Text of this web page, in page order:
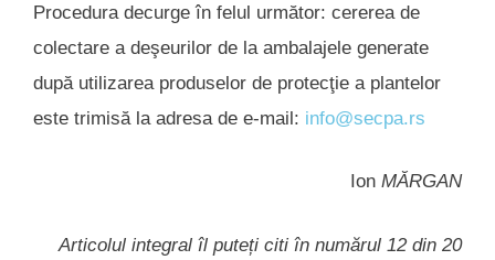
Procedura decurge în felul următor: cererea de
colectare a deşeurilor de la ambalajele generate
după utilizarea produselor de protecţie a plantelor
este trimisă la adresa de e-mail: info@secpa.rs
Ion MĂRGAN
Articolul integral îl puteți citi în numărul 12 din 20